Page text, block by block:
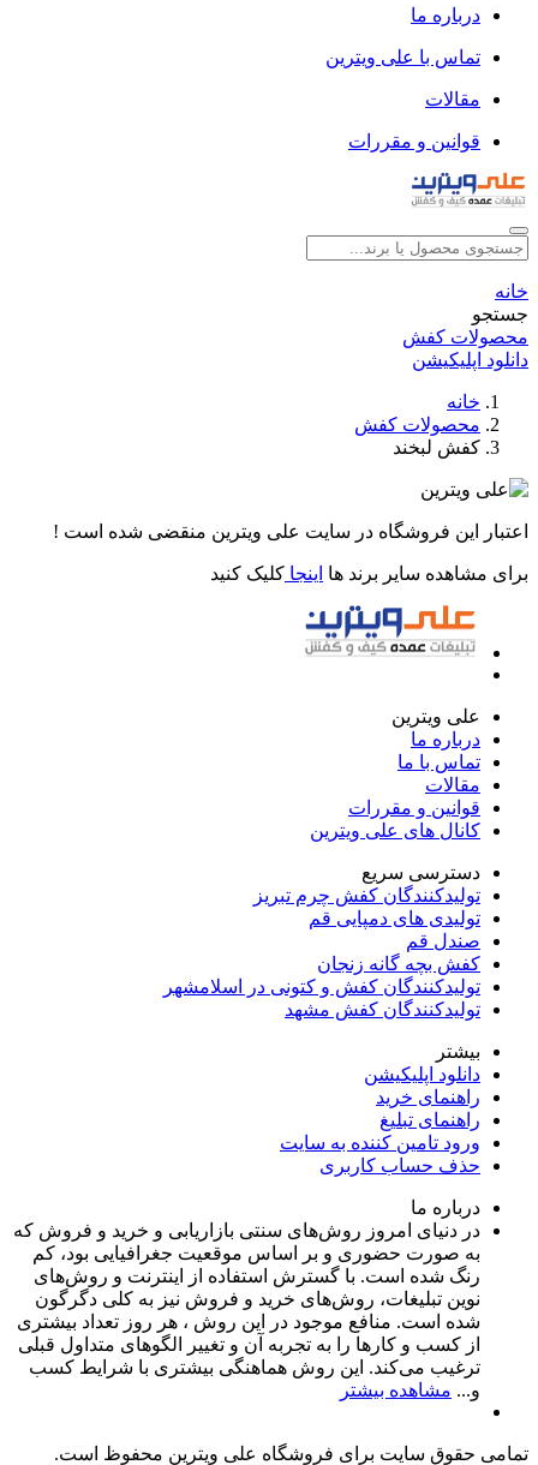
درباره ما
تماس با علی ویترین
مقالات
قوانین و مقررات
خانه
جستجو
محصولات کفش
دانلود اپلیکیشن
خانه
محصولات کفش
کفش لبخند
اعتبار این فروشگاه در سایت علی ویترین منقضی شده است !
برای مشاهده سایر برند ها اینجا کلیک کنید
علی ویترین
درباره ما
تماس با ما
مقالات
قوانین و مقررات
کانال های علی ویترین
دسترسی سریع
تولیدکنندگان کفش چرم تبریز
تولیدی های دمپایی قم
صندل قم
کفش بچه گانه زنجان
تولیدکنندگان کفش و کتونی در اسلامشهر
تولیدکنندگان کفش مشهد
بیشتر
دانلود اپلیکیشن
راهنمای خرید
راهنمای تبلیغ
ورود تامین کننده به سایت
حذف حساب کاربری
درباره ما
در دنیای امروز روش‌های سنتی بازاریابی و خرید و فروش که
به صورت حضوری و بر اساس موقعیت جغرافیایی بود، کم
رنگ شده است. با گسترش استفاده از اینترنت و روش‌های
نوین تبلیغات، روش‌های خرید و فروش نیز به کلی دگرگون
شده است. منافع موجود در این روش ، هر روز تعداد بیشتری
از کسب و کارها را به تجربه‌ آن و تغییر الگوهای متداول قبلی
ترغیب می‌کند. این روش هماهنگی بیشتری با شرایط کسب
و... مشاهده بیشتر
تمامی حقوق سایت برای فروشگاه علی ویترین محفوظ است.